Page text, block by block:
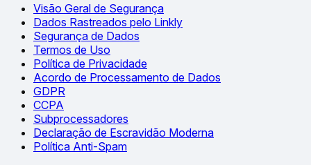
Visão Geral de Segurança
Dados Rastreados pelo Linkly
Segurança de Dados
Termos de Uso
Política de Privacidade
Acordo de Processamento de Dados
GDPR
CCPA
Subprocessadores
Declaração de Escravidão Moderna
Política Anti-Spam